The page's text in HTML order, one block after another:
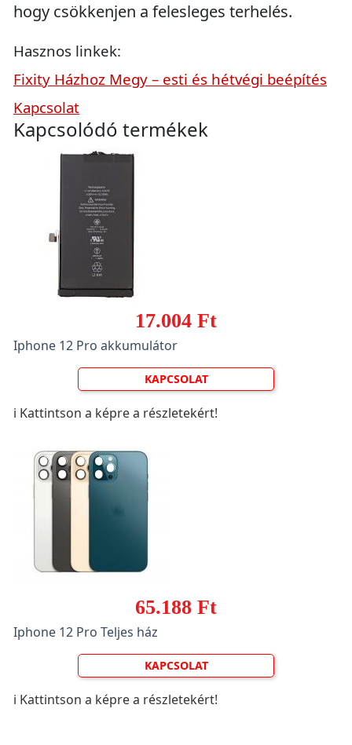
hogy csökkenjen a felesleges terhelés.
Hasznos linkek:
Fixity Házhoz Megy – esti és hétvégi beépítés
Kapcsolat
Kapcsolódó termékek
17.004 Ft
Iphone 12 Pro akkumulátor
KAPCSOLAT
ℹ️ Kattintson a képre a részletekért!
65.188 Ft
Iphone 12 Pro Teljes ház
KAPCSOLAT
ℹ️ Kattintson a képre a részletekért!